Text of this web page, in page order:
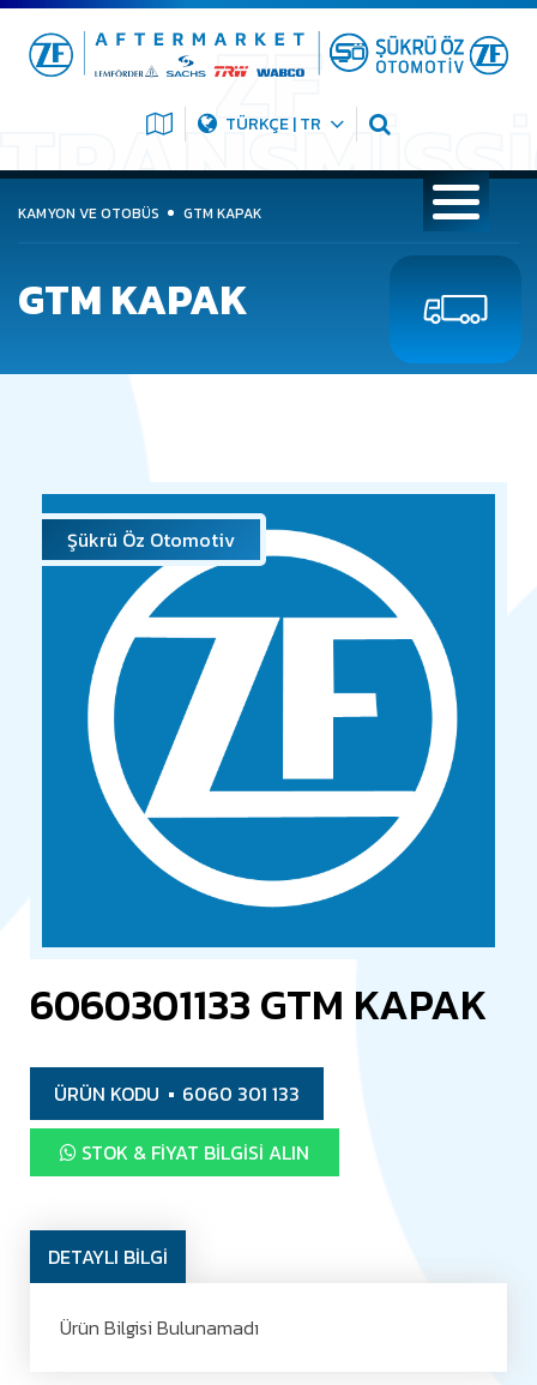
TÜRKÇE | TR
KAMYON VE OTOBÜS GTM KAPAK
GTM KAPAK
Şükrü Öz Otomotiv
6060301133 GTM KAPAK
ÜRÜN KODU 6060 301 133
STOK & FIYAT BILGISI ALIN
DETAYLI BİLGİ
Ürün Bilgisi Bulunamadı